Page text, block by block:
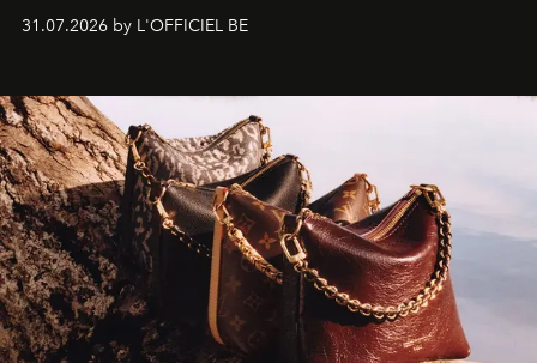
monumentales et poésie du mouvement, l'artiste
américain investit les espaces imaginés par Frank Gehry
sculpture.
31.07.2026 by L'OFFICIEL BE